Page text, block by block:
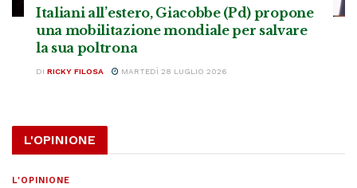
Italiani all’estero, Giacobbe (Pd) propone
una mobilitazione mondiale per salvare
la sua poltrona
DI RICKY FILOSA MARTEDÌ 28 LUGLIO 2026
L'OPINIONE
L'OPINIONE